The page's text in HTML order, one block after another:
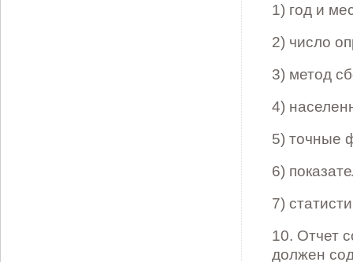
1) год и
2) число
3) метод
4)
5) точные
6)
7)
10. Отчет
должен